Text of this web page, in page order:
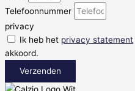
Telefoonnummer
privacy
Ik heb het privacy statement
akkoord.
Verzenden